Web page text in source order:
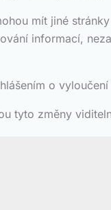
mít jiné
informací,
o
tyto změny